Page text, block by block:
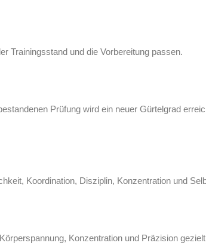
Trainingsstand und die Vorbereitung passen.
Prüfung wird ein neuer Gürtelgrad
Koordination, Disziplin, Konzentration und
Konzentration und Präzision